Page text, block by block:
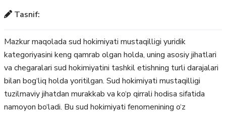
Tasnif:
Mazkur maqolada sud hokimiyati mustaqilligi yuridik
kategoriyasini keng qamrab olgan holda, uning asosiy jihatlari
va chegaralari sud hokimiyatini tashkil etishning turli darajalari
bilan bog‘liq holda yoritilgan. Sud hokimiyati mustaqilligi
tuzilmaviy jihatdan murakkab va ko‘p qirrali hodisa sifatida
namoyon bo‘ladi. Bu sud hokimiyati fenomenining o‘z